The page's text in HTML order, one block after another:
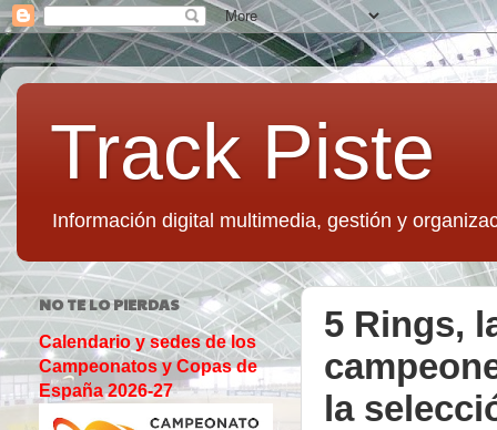
Track Piste
Información digital multimedia, gestión y
5 Rings,
la
NO TE LO PIERDAS
Calendario y sedes de los
Campeonatos y Copas de
España 2026-27